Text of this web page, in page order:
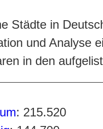
Städte in
und Analyse
in den
: 215.520